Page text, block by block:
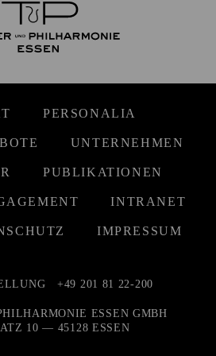
PERSONALIA
UNTERNEHMEN
PUBLIKATIONEN
INTRANET
IMPRESSUM
+49 201 81 22-200
ESSEN GMBH
10 — 45128 ESSEN